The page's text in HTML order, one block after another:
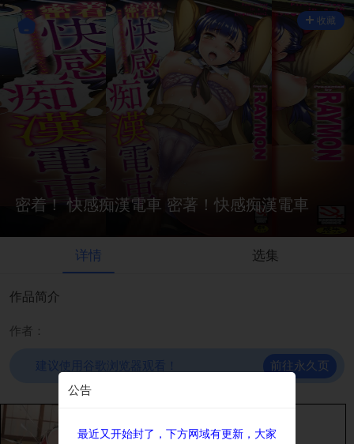
密着！ 快感痴漢電車 密著！快感痴漢電車
收藏
详情 选集
作品简介
作者：
建议使用谷歌浏览器观看！ 前往永久页
公告
最近又开始封了，下方网域有更新，大家